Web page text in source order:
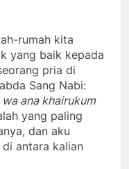
rumah kita
yang baik kepada
pria di
Sang Nabi:
ana khairukum
yang paling
dan aku
antara kalian